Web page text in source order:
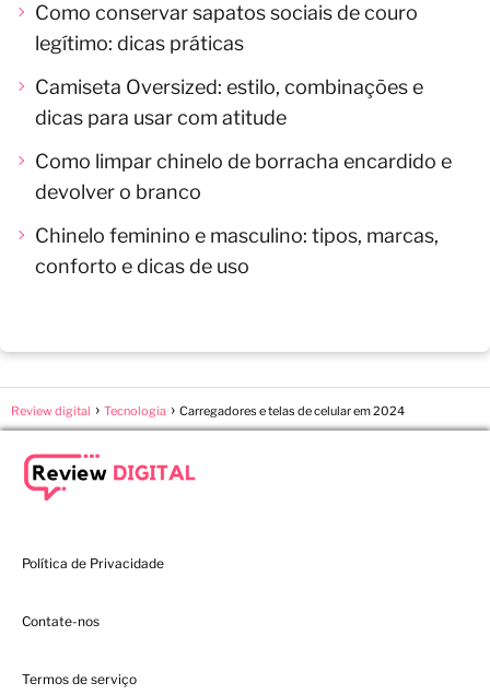
Como conservar sapatos sociais de couro
legítimo: dicas práticas
Camiseta Oversized: estilo, combinações e
dicas para usar com atitude
Como limpar chinelo de borracha encardido e
devolver o branco
Chinelo feminino e masculino: tipos, marcas,
conforto e dicas de uso
Review digital Tecnologia Carregadores e telas de celular em 2024
Política de Privacidade
Contate-nos
Termos de serviço